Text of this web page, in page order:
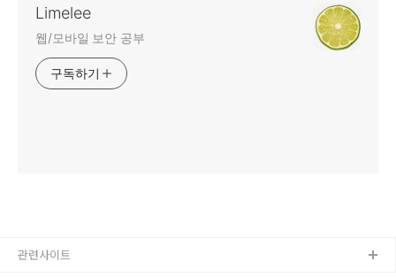
Limelee
웹/모바일 보안 공부
구독하기
관련사이트